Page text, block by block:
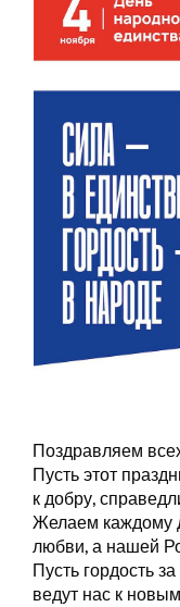
Поздравляем
Пусть этот
к добру,
Желаем каждому
любви, а нашей
Пусть гордость
ведут нас к